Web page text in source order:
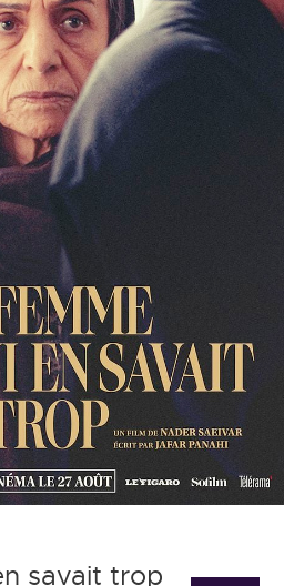
savait trop